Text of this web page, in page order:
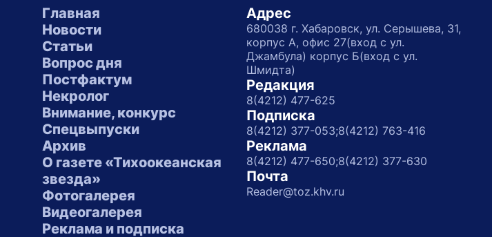
Главная
Новости
Статьи
Вопрос дня
Постфактум
Некролог
Внимание, конкурс
Спецвыпуски
Архив
О газете «Тихоокеанская
звезда»
Фотогалерея
Видеогалерея
Реклама и подписка
Адрес
680038 г. Хабаровск, ул. Серышева, 31,
корпус А, офис 27(вход с ул.
Джамбула) корпус Б(вход с ул.
Шмидта)
Редакция
8(4212) 477-625
Подписка
8(4212) 377-053;8(4212) 763-416
Реклама
8(4212) 477-650;8(4212) 377-630
Почта
Reader@toz.khv.ru